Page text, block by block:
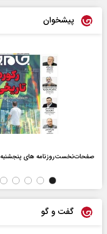
پیشخوان
صفحات‌نخست‌روزنامه ها‌ی پنجشنبه‌۱۵ مردادماه
گفت و گو